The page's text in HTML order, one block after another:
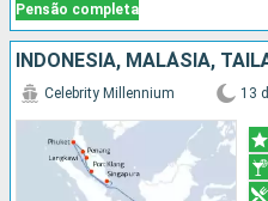
Pensão completa
Celebrity Millennium 13 d